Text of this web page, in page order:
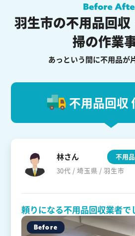
羽生市の不用品回
掃の作業
あっという間に不用品が
不用品回収
林さん
30代 / 埼玉県 / 羽生市
不用
頼りになる不用品回収業者で